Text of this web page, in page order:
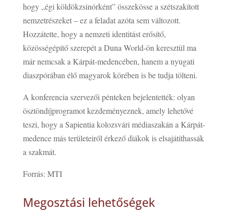
hogy „égi köldökzsinórként” összekösse a szétszakított
nemzetrészeket – ez a feladat azóta sem változott.
Hozzátette, hogy a nemzeti identitást erősítő,
közösségépítő szerepét a Duna World-ön keresztül ma
már nemcsak a Kárpát-medencében, hanem a nyugati
diaszpórában élő magyarok körében is be tudja tölteni.
A konferencia szervezői pénteken bejelentették: olyan
ösztöndíjprogramot kezdeményeznek, amely lehetővé
teszi, hogy a Sapientia kolozsvári médiaszakán a Kárpát-
medence más területeiről érkező diákok is elsajátíthassák
a szakmát.
Forrás: MTI
Megosztási lehetőségek